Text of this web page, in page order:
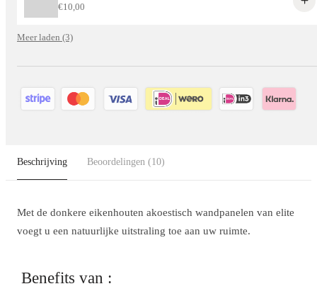
€10,00
Meer laden (3)
Beschrijving Beoordelingen (10)
Met de donkere eikenhouten akoestisch wandpanelen van elite
voegt u een natuurlijke uitstraling toe aan uw ruimte.
Benefits van :